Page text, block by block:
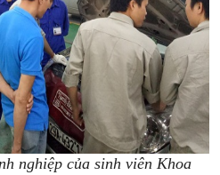
nghiệp của sinh viên Khoa